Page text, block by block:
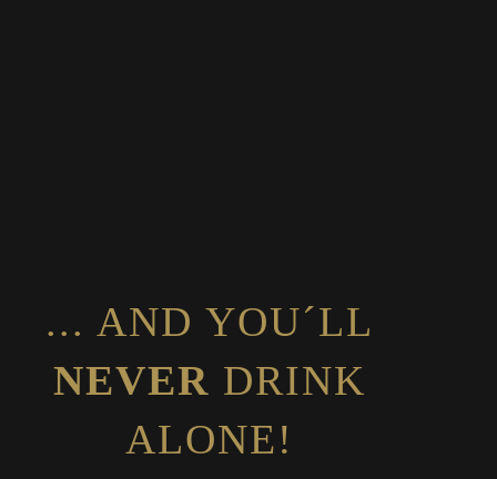
... AND YOU´LL
NEVER DRINK
ALONE!